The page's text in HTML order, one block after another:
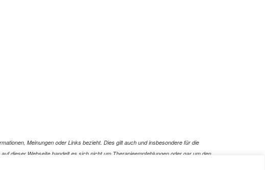
Meinungen oder Links bezieht. Dies gilt auch und insbesondere für die
dieser Webseite handelt es sich nicht um Therapieempfehlungen oder gar um den